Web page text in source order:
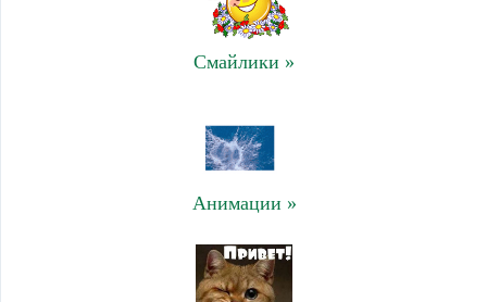
Смайлики »
Анимации »